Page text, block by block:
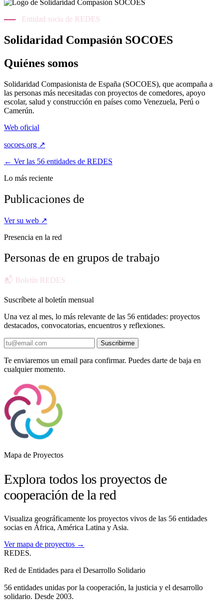
Entidad socia de REDES
Solidaridad Compasión SOCOES
Quiénes somos
Solidaridad Compasionista de España (SOCOES), que acompaña a
las personas más necesitadas con proyectos de comedores, apoyo
escolar, salud y construcción en países como Venezuela, Perú o
Camerún.
Web oficial
socoes.org ↗
← Ver las 56 entidades de REDES
Lo más reciente
Publicaciones de
Ver su web ↗
Presencia en la red
Personas de en grupos de trabajo
📬 Boletín REDES
Suscríbete al boletín mensual
Una vez al mes, lo más relevante de las 56 entidades: proyectos
destacados, convocatorias, encuentros y reflexiones.
Suscribirme
Te enviaremos un email para confirmar. Puedes darte de baja en
cualquier momento.
Mapa de Proyectos
Explora todos los proyectos de
cooperación de la red
Visualiza geográficamente los proyectos vivos de las 56 entidades
socias en África, América Latina y Asia.
Ver mapa de proyectos →
REDES.
Red de Entidades para el Desarrollo Solidario
56 entidades unidas por la cooperación, la justicia y el desarrollo
solidario. Desde 2003.